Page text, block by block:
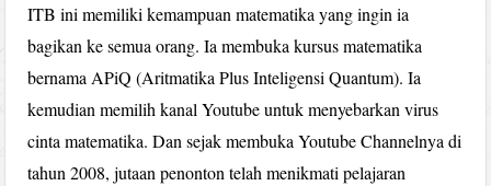
ITB ini memiliki kemampuan matematika yang ingin ia
bagikan ke semua orang. Ia membuka kursus matematika
bernama APiQ (Aritmatika Plus Inteligensi Quantum). Ia
kemudian memilih kanal Youtube untuk menyebarkan virus
cinta matematika. Dan sejak membuka Youtube Channelnya di
tahun 2008, jutaan penonton telah menikmati pelajaran